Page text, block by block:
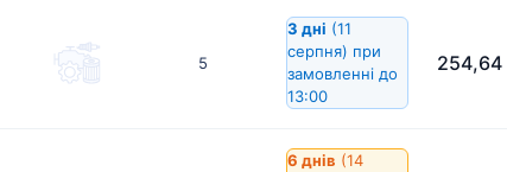
5
3 дні (11
серпня) при
замовленні до
13:00
254,64
6 днів (14